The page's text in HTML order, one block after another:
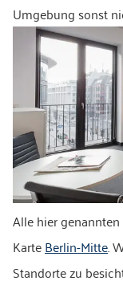
Umgebung sonst
Alle hier
KarteBerlin-Mitte.
Standorte zu